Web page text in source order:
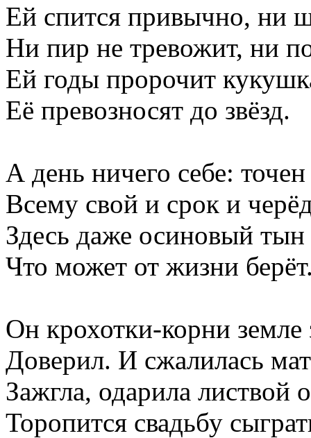
Ей спится привычно, ни
Ни пир не тревожит, ни
Ей годы пророчит
Её превозносят до звёзд.
А день ничего себе:
Всему свой и срок и
Здесь даже осиновый
Что может от жизни
Он крохотки-корни земле
Доверил. И сжалилась
Зажгла, одарила листвой
Торопится свадьбу